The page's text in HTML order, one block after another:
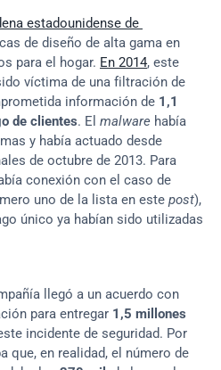
estadounidense de
de diseño de alta gama en
para el hogar. En 2014, este
víctima de una filtración de
información de 1,1
de clientes. El malware había
y había actuado desde
de octubre de 2013. Para
conexión con el caso de
uno de la lista en este post),
único ya habían sido utilizadas
llegó a un acuerdo con
para entregar 1,5 millones
incidente de seguridad. Por
que, en realidad, el número de